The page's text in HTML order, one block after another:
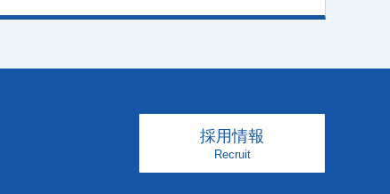
社会保険業務 記帳代行
採用情報
Recruit